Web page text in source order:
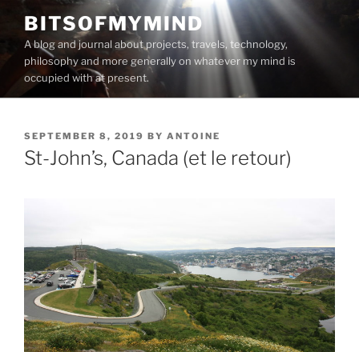
content
BITSOFMYMIND
A blog and journal about projects, travels, technology,
philosophy and more generally on whatever my mind is
occupied with at present.
POSTED
ON
SEPTEMBER 8, 2019 BY ANTOINE
St-John’s, Canada (et le retour)